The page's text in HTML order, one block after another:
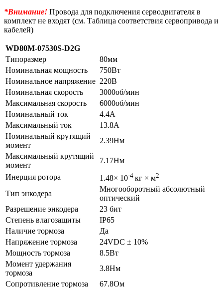
*Внимание! Провода для подключения серводвигателя в
комплект не входят (см. Таблица соответствия сервопривода и
кабелей)
WD80M-07530S-D2G
Типоразмер
80мм
Номинальная мощность
750Вт
Номинальное напряжение 220В
Номинальная скорость
3000об/мин
Максимальная скорость
6000об/мин
Номинальный ток
4.4А
Максимальный ток
13.8А
Номинальный крутящий
момент
2.39Нм
Максимальный крутящий
момент
7.17Нм
Инерция ротора
1.48× 10-4 кг × м2
Тип энкодера
Многооборотный абсолютный
оптический
Разрешение энкодера
23 бит
Степень влагозащиты
IP65
Наличие тормоза
Да
Напряжение тормоза
24VDC ± 10%
Мощность тормоза
8.5Вт
Момент удержания
тормоза
3.8Нм
Сопротивление тормоза
67.8Ом